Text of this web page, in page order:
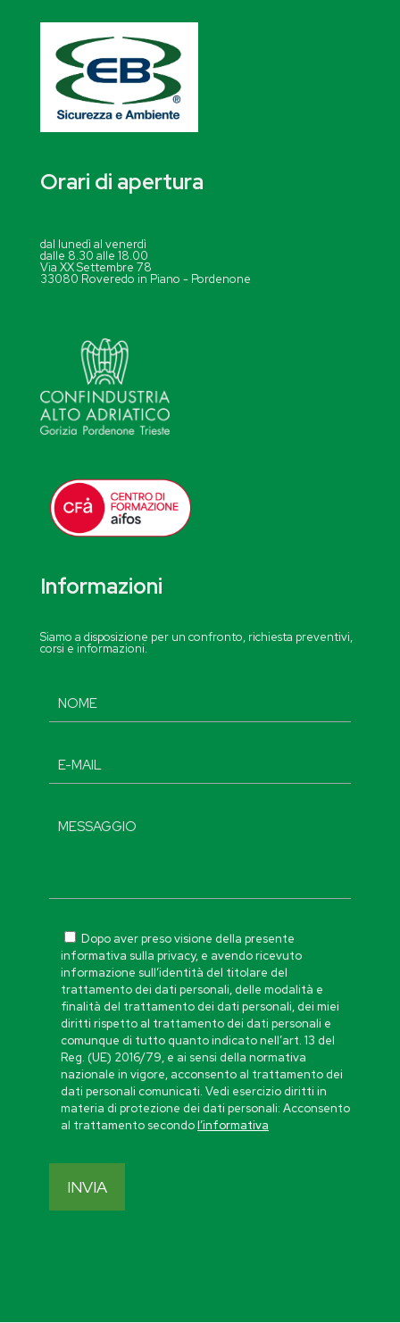
Orari di apertura
dal lunedì al venerdì
dalle 8.30 alle 18.00
Via XX Settembre 78
33080 Roveredo in Piano - Pordenone
Informazioni
Siamo a disposizione per un confronto, richiesta preventivi,
corsi e informazioni.
Dopo aver preso visione della presente
informativa sulla privacy, e avendo ricevuto
informazione sull’identità del titolare del
trattamento dei dati personali, delle modalità e
finalità del trattamento dei dati personali, dei miei
diritti rispetto al trattamento dei dati personali e
comunque di tutto quanto indicato nell’art. 13 del
Reg. (UE) 2016/79, e ai sensi della normativa
nazionale in vigore, acconsento al trattamento dei
dati personali comunicati. Vedi esercizio diritti in
materia di protezione dei dati personali: Acconsento
al trattamento secondol’informativa